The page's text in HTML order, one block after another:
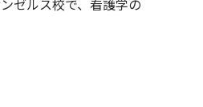
ゼルス校で、看護学の